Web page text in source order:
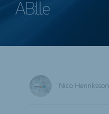
AB:lle
Nico Henriksson